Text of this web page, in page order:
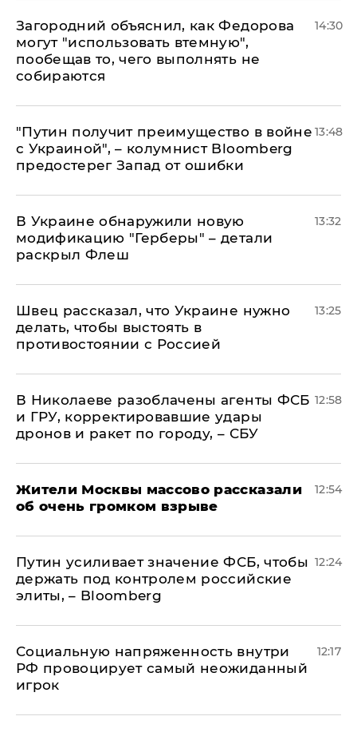
Загородний объяснил, как Федорова
могут "использовать втемную",
пообещав то, чего выполнять не
собираются
14:30
"Путин получит преимущество в войне
с Украиной", – колумнист Bloomberg
предостерег Запад от ошибки
13:48
В Украине обнаружили новую
модификацию "Герберы" – детали
раскрыл Флеш
13:32
Швец рассказал, что Украине нужно
делать, чтобы выстоять в
противостоянии с Россией
13:25
В Николаеве разоблачены агенты ФСБ
и ГРУ, корректировавшие удары
дронов и ракет по городу, – СБУ
12:58
Жители Москвы массово рассказали
об очень громком взрыве
12:54
Путин усиливает значение ФСБ, чтобы
держать под контролем российские
элиты, – Bloomberg
12:24
Социальную напряженность внутри
РФ провоцирует самый неожиданный
игрок
12:17